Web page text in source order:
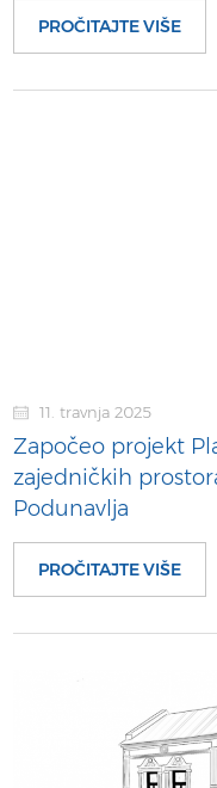
PROČITAJTE VIŠE
11. travnja 2025
Započeo projekt
zajedničkih
Podunavlja
PROČITAJTE VIŠE